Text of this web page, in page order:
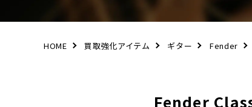
HOME 買取強化アイテム ギター Fender
Fender